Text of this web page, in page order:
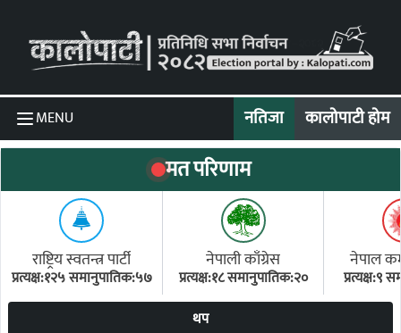
MENU नतिजा कालोपाटी होम
मत परिणाम
राष्ट्रिय स्वतन्त्र पार्टी
प्रत्यक्ष:१२५ समानुपातिक:५७
नेपाली काँग्रेस
प्रत्यक्ष:१८ समानुपातिक:२०
नेपाल
प्रत्यक्ष:९
थप